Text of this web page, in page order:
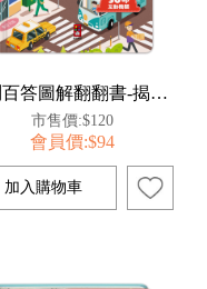
百問百答圖解翻翻書-揭祕職業
市售價:$120
會員價:$94